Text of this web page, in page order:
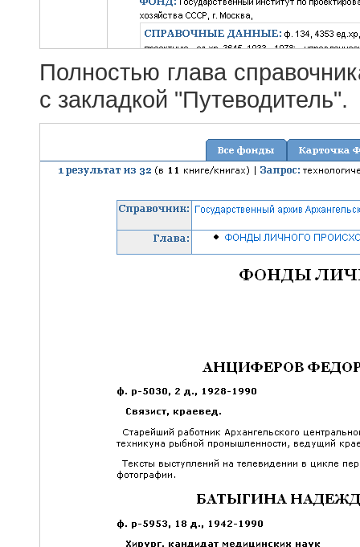
Полностью глава
с закладкой "Путеводитель".